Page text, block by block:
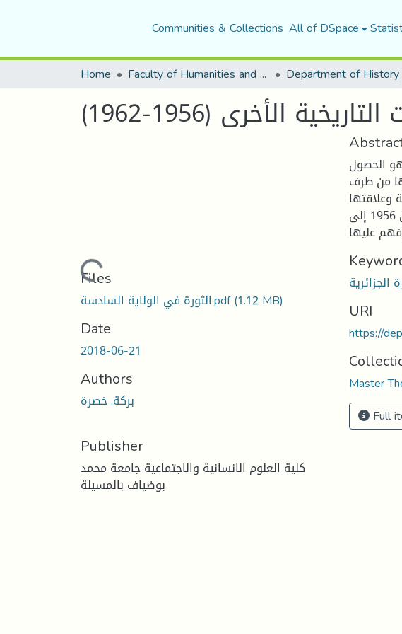
Communities & Collections All of DSpace
Home Faculty of Humanities and Social Sciences Department of History
Loading...
Files
الثورة في الولاية السادسة.pdf(1.12 MB)
Date
2018-06-21
Authors
بركة, خصرة
Publisher
كلية العلوم الانسانية والاجتماعية جامعة محمد
بوضياف بالمسيلة
هدف الجزائريين من الثورة التحريرية ثورة أول نوفمبر 1954 هو الحصول
من طرف
وعلاقتها
بالولايات التاريخية الأخرى وذلك بالتطرق إلى الثورة في الصحراء من 1956 إلى
الجزائرية
URI
https://
Master
Full